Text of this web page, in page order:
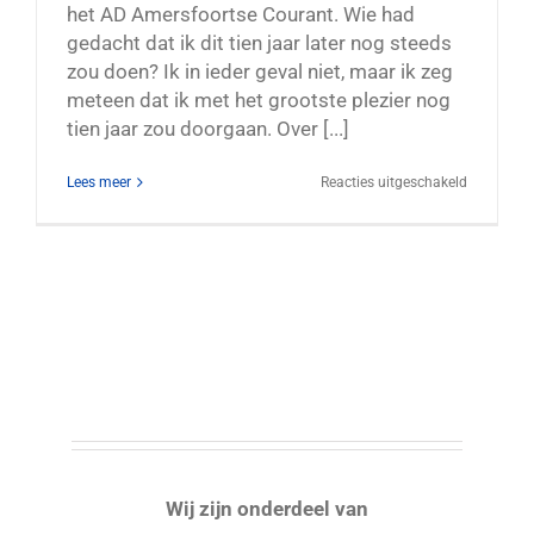
het AD Amersfoortse Courant. Wie had
gedacht dat ik dit tien jaar later nog steeds
zou doen? Ik in ieder geval niet, maar ik zeg
meteen dat ik met het grootste plezier nog
tien jaar zou doorgaan. Over [...]
Lees meer Reacties uitgeschakeld
Wij zijn onderdeel van